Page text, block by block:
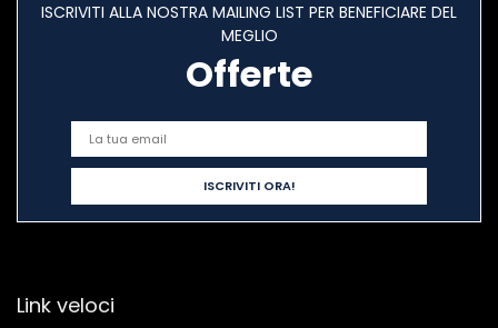
ISCRIVITI ALLA NOSTRA MAILING LIST PER BENEFICIARE DEL
MEGLIO
Offerte
Link veloci